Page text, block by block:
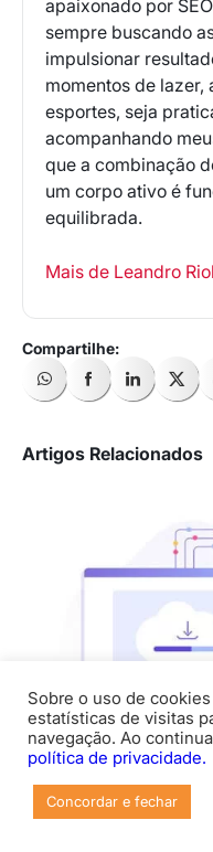
apaixonado por
sempre buscando
impulsionar
momentos de
esportes, seja
acompanhando
que a combinação
um corpo ativo é
equilibrada.
Mais de Leandro
Artigos Relacionados
DEV & Infraestrutura
Sobre o uso de
estatísticas de visitas
navegação. Ao
política de privacidade.
Concordar e fechar